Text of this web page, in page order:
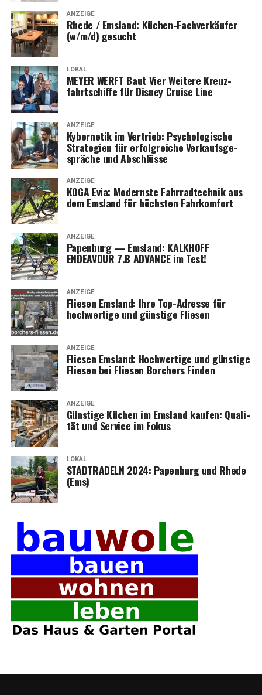
ANZEIGE
Rhe­de / Ems­land: Küchen-Fach­ver­käu­fer
(w/m/d) gesucht
LOKAL
MEYER WERFT Baut Vier Wei­te­re Kreuz­
fahrt­schif­fe für Dis­ney Crui­se Line
ANZEIGE
Kyber­ne­tik im Ver­trieb: Psy­cho­lo­gi­sche
Stra­te­gien für erfolg­rei­che Ver­kaufs­ge­
sprä­che und Abschlüsse
ANZEIGE
KOGA Evia: Moderns­te Fahr­rad­tech­nik aus
dem Ems­land für höchs­ten Fahrkomfort
ANZEIGE
Papen­burg — Ems­land: KALKHOFF
ENDEAVOUR 7.B ADVANCE im Test!
ANZEIGE
Flie­sen Ems­land: Ihre Top-Adres­se für
hoch­wer­ti­ge und güns­ti­ge Fliesen
ANZEIGE
Flie­sen Ems­land: Hoch­wer­ti­ge und güns­ti­ge
Flie­sen bei Flie­sen Bor­chers Finden
ANZEIGE
Güns­ti­ge Küchen im Ems­land kau­fen: Qua­li­
tät und Ser­vice im Fokus
LOKAL
STADTRADELN 2024: Papen­burg und Rhe­de
(Ems)